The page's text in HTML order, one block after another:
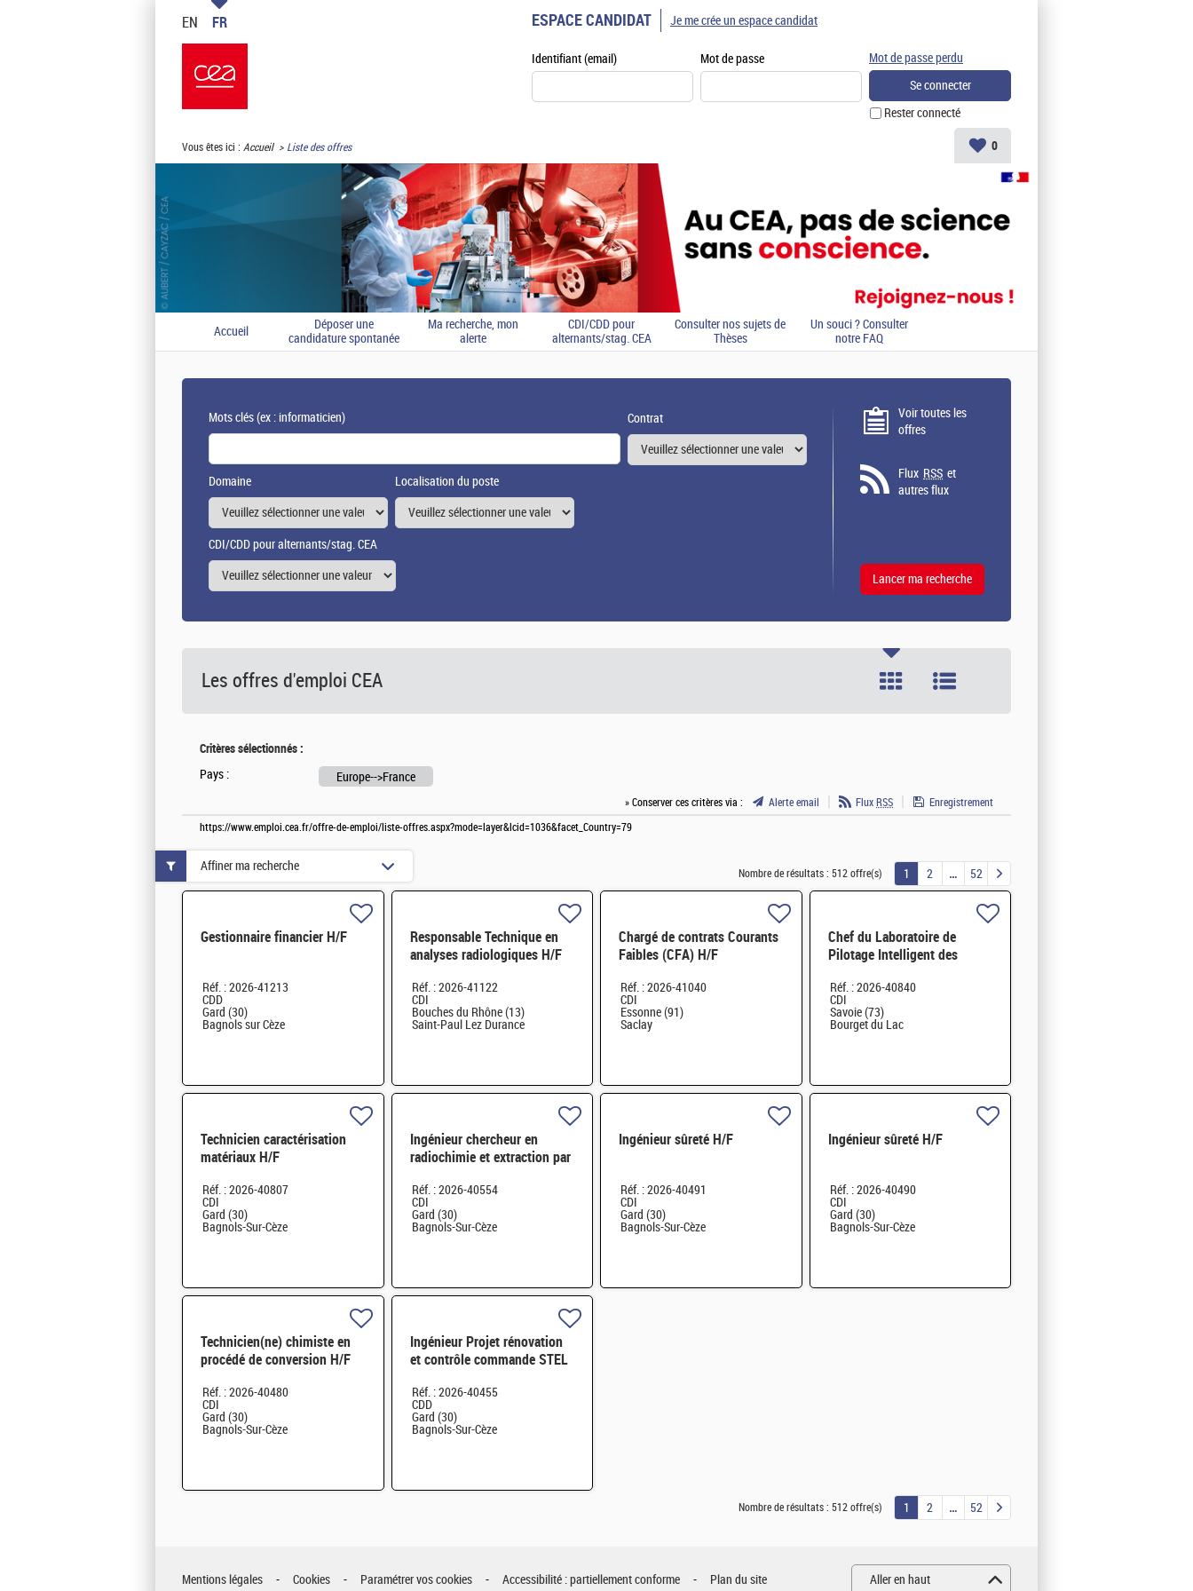
EN FR ESPACE CANDIDAT
Identifiant (email) Mot de passe
Rester connecté
Mot de passe perdu
Je me crée un espace candidat
Vous êtes ici : Accueil Liste des offres 0
Accueil
Déposer une
candidature spontanée
Ma recherche, mon
alerte
CDI/CDD pour
alternants/stag. CEA
Consulter nos sujets de
Thèses
Un souci ? Consulter
notre FAQ
Mots clés(ex : informaticien) Contrat
Domaine Localisation du poste
CDI/CDD pour alternants/stag. CEA
Voir toutes les
offres
Flux RSS et
autres flux
Les offres d'emploi CEA
Critères sélectionnés :
Pays : Europe-->France
» Conserver ces critères via : Alerte email Flux RSS
Enregistrement
https://www.emploi.cea.fr/offre-de-emploi/liste-offres.aspx?mode=layer&lcid=1036&facet_Country=79
Nombre de résultats : 512 offre(s) 1 2 52
Gestionnaire financier H/F
Réf. : 2026-41213
CDD
Gard (30)
Bagnols sur Cèze
Responsable Technique en
analyses radiologiques H/F
Réf. : 2026-41122
CDI
Bouches du Rhône (13)
Saint-Paul Lez Durance
Chargé de contrats Courants
Faibles (CFA) H/F
Réf. : 2026-41040
CDI
Essonne (91)
Saclay
Chef du Laboratoire de
Pilotage Intelligent des
H/F
Réf. : 2026-40840
CDI
Savoie (73)
Bourget du Lac
Technicien caractérisation
matériaux H/F
Réf. : 2026-40807
CDI
Gard (30)
Bagnols-Sur-Cèze
Ingénieur chercheur en
radiochimie et extraction par
Réf. : 2026-40554
CDI
Gard (30)
Bagnols-Sur-Cèze
Ingénieur sûreté H/F
Réf. : 2026-40491
CDI
Gard (30)
Bagnols-Sur-Cèze
Ingénieur sûreté H/F
Réf. : 2026-40490
CDI
Gard (30)
Bagnols-Sur-Cèze
Technicien(ne) chimiste en
procédé de conversion H/F
Réf. : 2026-40480
CDI
Gard (30)
Bagnols-Sur-Cèze
Ingénieur Projet rénovation
et contrôle commande STEL
Réf. : 2026-40455
CDD
Gard (30)
Bagnols-Sur-Cèze
Affiner ma recherche
Nombre de résultats : 512 offre(s) 1 2 52
Mentions légales Cookies Paramétrer vos cookies Accessibilité : partiellement conforme Plan du site Aller en haut